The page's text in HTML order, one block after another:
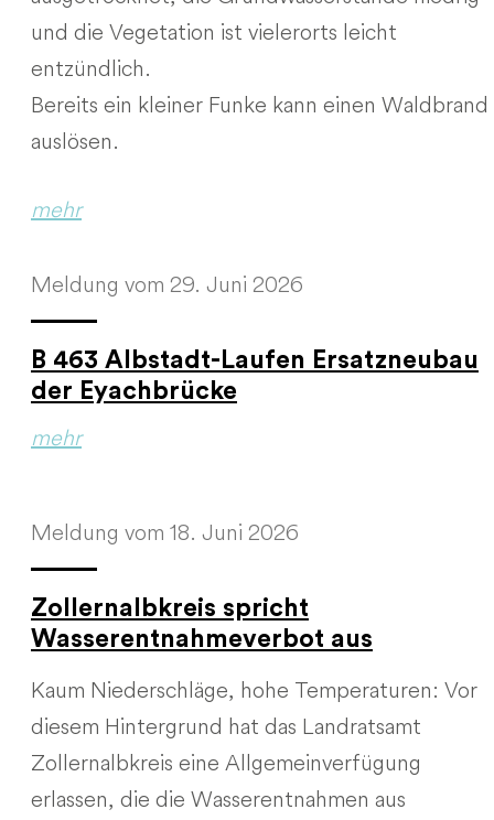
und die Vegetation ist vielerorts leicht
entzündlich.
Bereits ein kleiner Funke kann einen Waldbrand
auslösen.
mehr
Meldung vom 29. Juni 2026
B 463 Albstadt-Laufen Ersatzneubau
der Eyachbrücke
mehr
Meldung vom 18. Juni 2026
Zollernalbkreis spricht
Wasserentnahmeverbot aus
Kaum Niederschläge, hohe Temperaturen: Vor
diesem Hintergrund hat das Landratsamt
Zollernalbkreis eine Allgemeinverfügung
erlassen, die die Wasserentnahmen aus